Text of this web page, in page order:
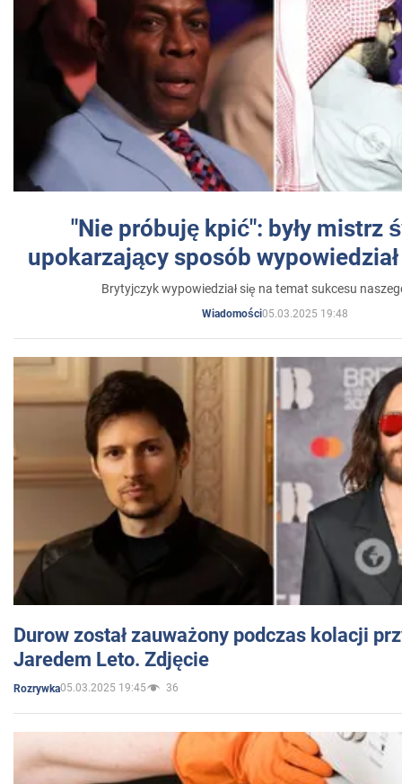
"Nie próbuję kpić": były mistrz
upokarzający sposób
Brytyjczyk wypowiedział się na temat sukcesu
Wiadomości05.03.2025 19:48
Durow został zauważony podczas kolacji
Jaredem Leto. Zdjęcie
Rozrywka05.03.2025 19:45 36